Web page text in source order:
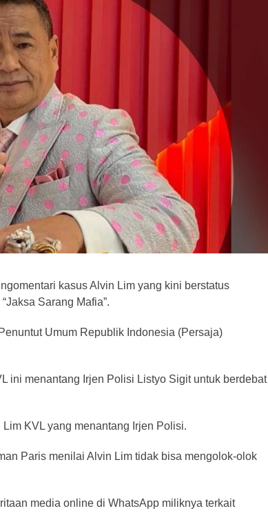
kasus Alvin Lim yang kini berstatus
Sarang Mafia”.
Umum Republik Indonesia (Persaja)
ini menantang Irjen Polisi Listyo Sigit untuk berdebat
KVL yang menantang Irjen Polisi.
Paris menilai Alvin Lim tidak bisa mengolok-olok
media online di WhatsApp miliknya terkait